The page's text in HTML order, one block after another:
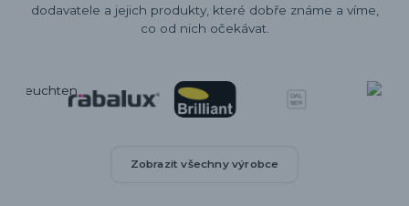
dodavatele a jejich produkty, které dobře známe a víme,
co od nich očekávat.
Zobrazit všechny výrobce